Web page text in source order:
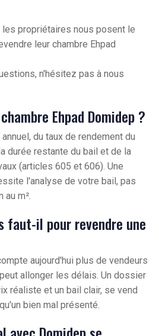
propriétaires nous posent le
leur chambre Ehpad
n'hésitez pas à nous
Ehpad Domidep ?
du taux de rendement du
durée restante du bail et de la
(articles 605 et 606). Une
l'analyse de votre bail, pas
au m².
faut-il pour revendre une
aujourd'hui plus de vendeurs
allonger les délais. Un dossier
réaliste et un bail clair, se vend
bien mal présenté.